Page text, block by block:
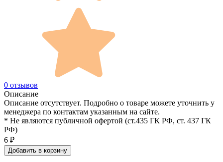
0 отзывов
Описание
Описание отсутствует. Подробно о товаре можете уточнить у
менеджера по контактам указанным на сайте.
* Не являются публичной офертой (ст.435 ГК РФ, cт. 437 ГК
РФ)
6 ₽
Добавить в корзину